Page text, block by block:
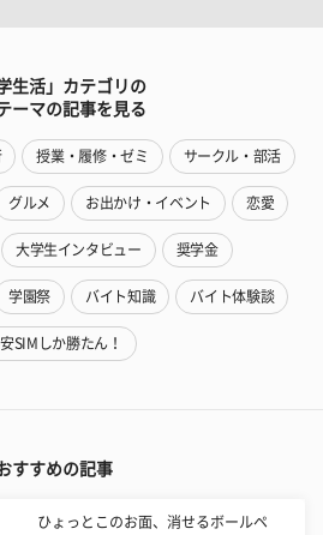
生活」カテゴリの
ーマの記事を見る
授業・履修・ゼミ サークル・部活
グルメ お出かけ・イベント 恋愛
大学生インタビュー 奨学金
学園祭 バイト知識 バイト体験談
SIMしか勝たん！
すすめの記事
ひょっとこのお面、消せるボールペ